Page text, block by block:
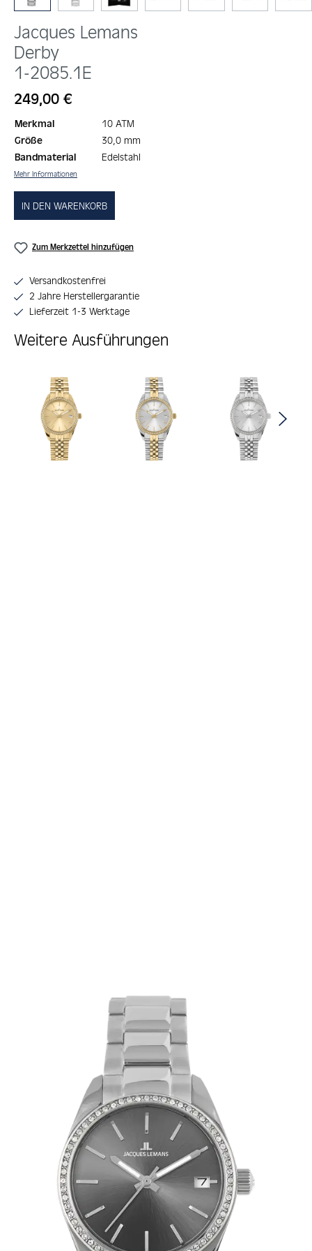
Jacques Lemans
Derby
1-2085.1E
Regulärer Preis:
249,00 €
Merkmal
10 ATM
Größe
30,0 mm
Bandmaterial
Edelstahl
Mehr Informationen
IN DEN WARENKORB
Zum Merkzettel hinzufügen
Versandkostenfrei
2 Jahre Herstellergarantie
Lieferzeit 1-3 Werktage
Weitere Ausführungen
Produktgalerie überspringen